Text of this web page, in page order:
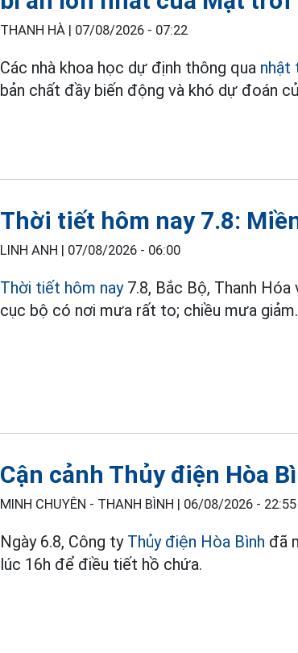
THANH HÀ | 07/08/2026 - 07:22
Các nhà khoa học dự định thông qua nhật
bản chất đầy biến động và khó dự đoán
Thời tiết hôm nay 7.8:
LINH ANH | 07/08/2026 - 06:00
Thời tiết hôm nay7.8, Bắc Bộ, Thanh
cục bộ có nơi mưa rất to; chiều mưa giảm.
Cận cảnh Thủy điện Hòa
MINH CHUYÊN - THANH BÌNH | 06/08/2026 - 22:55
Ngày 6.8, Công ty Thủy điện Hòa Bình đã
lúc 16h để điều tiết hồ chứa.